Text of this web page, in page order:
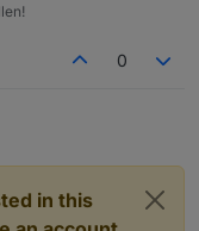
0
in this